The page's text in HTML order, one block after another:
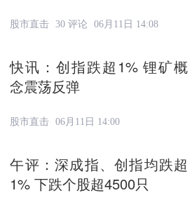
股市直击 30 评论 06月11日 14:08
快讯：创指跌超1% 锂矿概
念震荡反弹
股市直击 06月11日 14:00
午评：深成指、创指均跌超
1% 下跌个股超4500只